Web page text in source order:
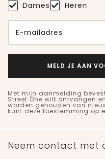
Dames Heren
E-mailadres
MELD JE AAN
Met mijn aanmelding
Street One wilt ontvangen
worden gehouden van
kunt deze toestemming op
Neem contact met